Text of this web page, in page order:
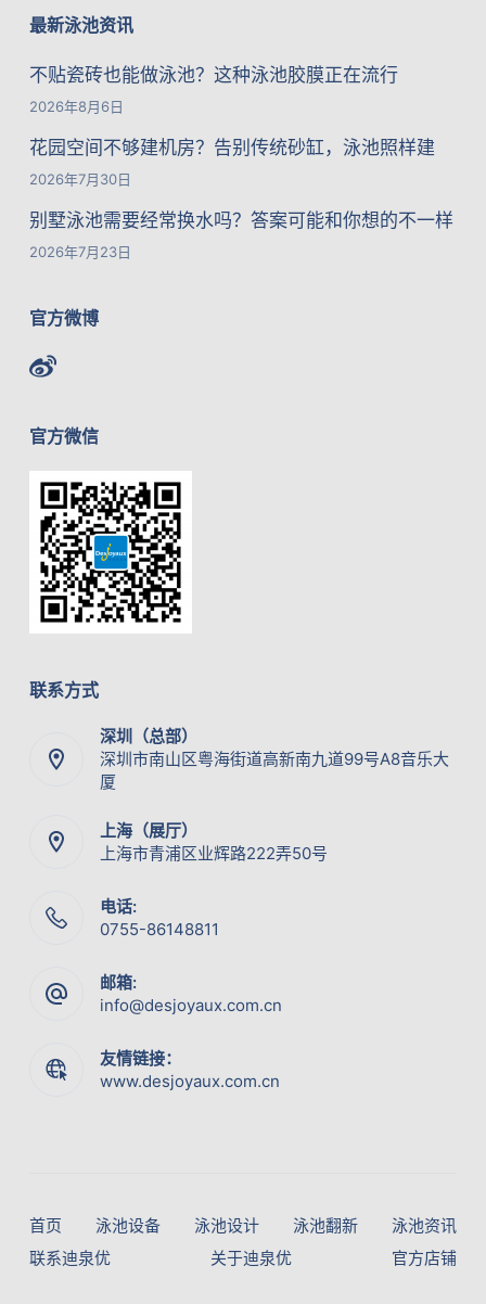
最新泳池资讯
不贴瓷砖也能做泳池？这种泳池胶膜正在流行
2026年8月6日
花园空间不够建机房？告别传统砂缸，泳池照样建
2026年7月30日
别墅泳池需要经常换水吗？答案可能和你想的不一样
2026年7月23日
官方微博
官方微信
联系方式
深圳（总部）
深圳市南山区粤海街道高新南九道99号A8音乐大
厦
上海（展厅）
上海市青浦区业辉路222弄50号
电话:
0755-86148811
邮箱:
info@desjoyaux.com.cn
友情链接：
www.desjoyaux.com.cn
首页 泳池设备 泳池设计 泳池翻新
泳池资讯
联系迪泉优
关于迪泉优 官方店铺